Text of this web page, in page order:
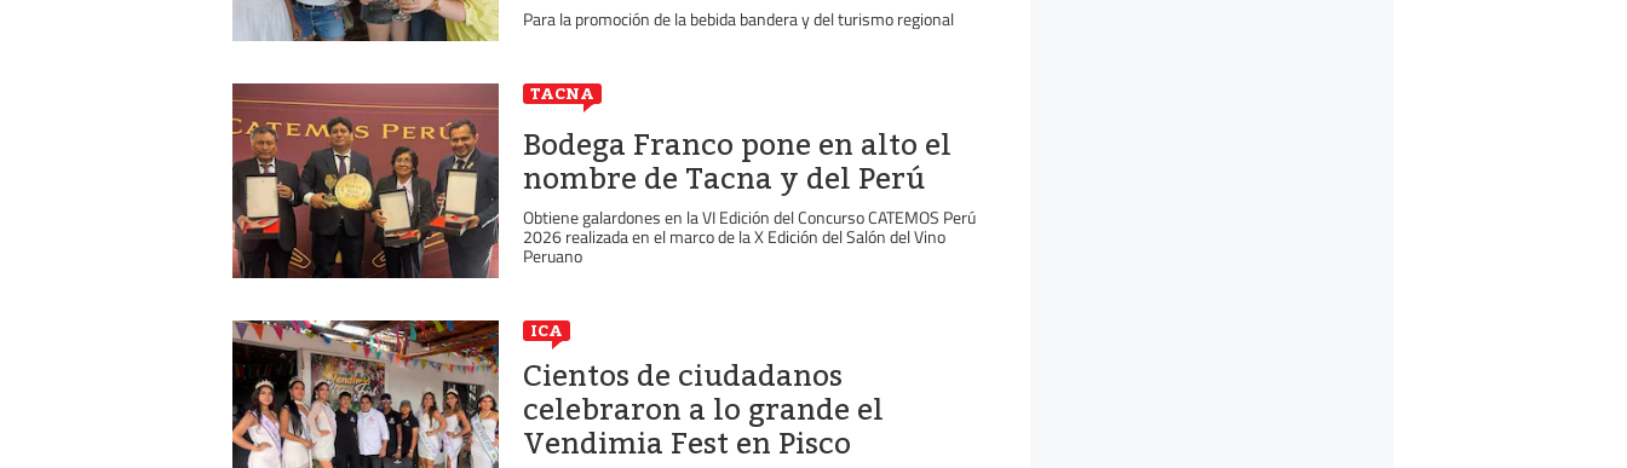
Para la promoción de la bebida bandera y del turismo regional
TACNA
Bodega Franco pone en alto el
nombre de Tacna y del Perú
Obtiene galardones en la VI Edición del Concurso CATEMOS Perú
2026 realizada en el marco de la X Edición del Salón del Vino
Peruano
ICA
Cientos de ciudadanos
celebraron a lo grande el
Vendimia Fest en Pisco